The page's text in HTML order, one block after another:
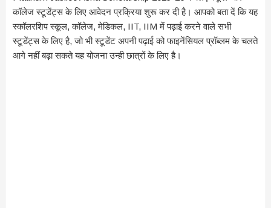
कॉलेज स्टूडेंट्स के लिए आवेदन प्रक्रिया शुरू कर दी है। आपको बता दें कि यह
स्कॉलरशिप स्कूल, कॉलेज, मेडिकल, IIT, IIM में पढ़ाई करने वाले सभी
स्टूडेंट्स के लिए है, जो भी स्टूडेंट अपनी पढ़ाई को फाइनेंसियल प्रॉब्लम के चलते
आगे नहीं बढ़ा सकते यह योजना उन्ही छात्रों के लिए है।